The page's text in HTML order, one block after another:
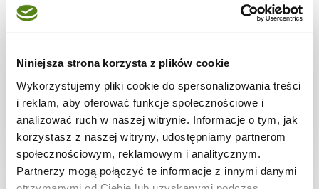
Niniejsza strona korzysta z plików cookie
Wykorzystujemy pliki cookie do spersonalizowania treści
i reklam, aby oferować funkcje społecznościowe i
analizować ruch w naszej witrynie. Informacje o tym, jak
korzystasz z naszej witryny, udostępniamy partnerom
społecznościowym, reklamowym i analitycznym.
Partnerzy mogą połączyć te informacje z innymi danymi
Lody arbuzowe z 3 składników – bez
maszynki
4 godz. 212 kcal 4